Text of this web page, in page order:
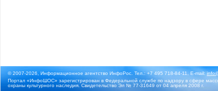
© 2007-2026, Информационное агентство ИнфоРос. Тел.: +7 495 718-84-11, E-mail:
Портал «ИнфоШОС» зарегистрирован в Федеральной службе по надзору в сфере
охраны культурного наследия. Свидетельство Эл № 77-31649 от 04 апреля 2008 г.